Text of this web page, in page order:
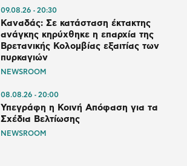
09.08.26 20:30
Καναδάς: Σε κατάσταση έκτακτης
ανάγκης κηρύχθηκε η επαρχία της
Βρετανικής Κολομβίας εξαιτίας των
πυρκαγιών
NEWSROOM
08.08.26 20:00
Υπεγράφη η Κοινή Απόφαση για τα
Σχέδια Βελτίωσης
NEWSROOM